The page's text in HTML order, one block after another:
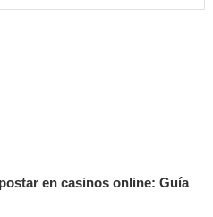
en casinos online: Guía